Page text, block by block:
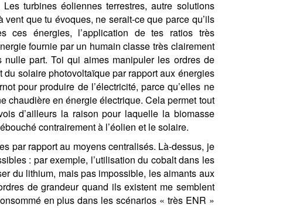
turbines éoliennes terrestres, autre solutions
que tu évoques, ne serait-ce que parce qu’ils
ces énergies, l’application de tes ratios très
fournie par un humain classe très clairement
part. Toi qui aimes manipuler les ordres de
solaire photovoltaïque par rapport aux énergies
pour produire de l’électricité, parce qu’elles ne
chaudière en énergie électrique. Cela permet tout
d’ailleurs la raison pour laquelle la biomasse
contrairement à l’éolien et le solaire.
par rapport au moyens centralisés. Là-dessus, je
: par exemple, l’utilisation du cobalt dans les
du lithium, mais pas impossible, les aimants aux
de grandeur quand ils existent me semblent
en plus dans les scénarios « très ENR »